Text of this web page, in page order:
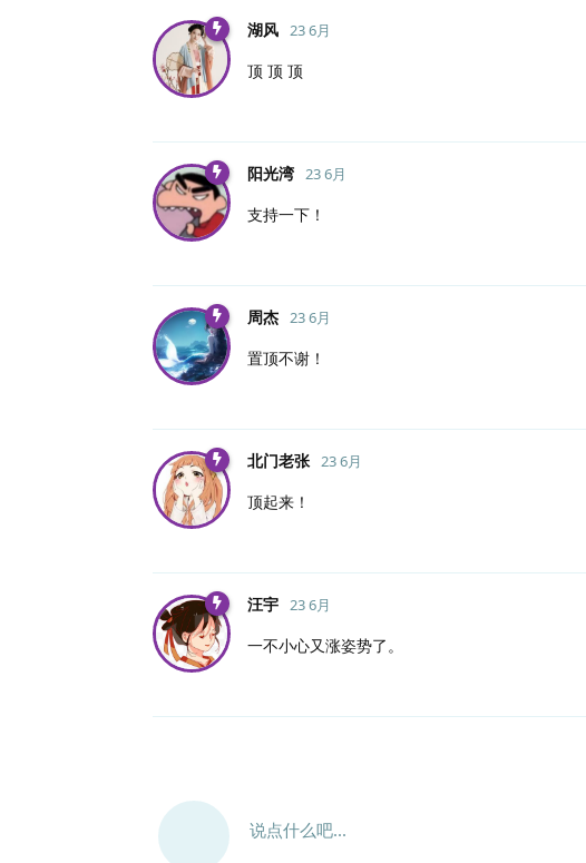
湖风 23 6月
顶 顶 顶
阳光湾 23 6月
支持一下！
周杰 23 6月
置顶不谢！
北门老张 23 6月
顶起来！
汪宇 23 6月
一不小心又涨姿势了。
说点什么吧...